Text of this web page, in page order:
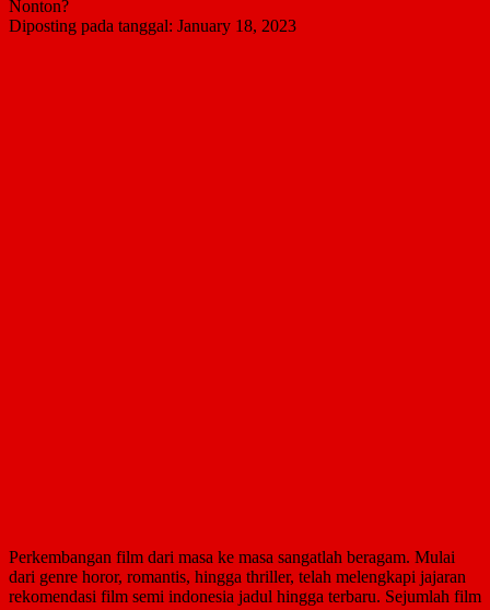
Diposting pada tanggal: January 18, 2023
Perkembangan film dari masa ke masa sangatlah beragam. Mulai
dari genre horor, romantis, hingga thriller, telah melengkapi jajaran
rekomendasi film semi indonesia jadul hingga terbaru. Sejumlah film